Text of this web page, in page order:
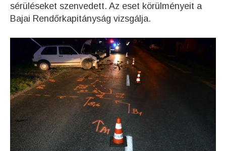
sérüléseket szenvedett. Az eset körülményeit a
Bajai Rendőrkapitányság vizsgálja.